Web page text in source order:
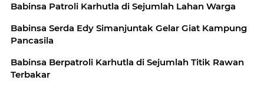
Babinsa Patroli Karhutla di Sejumlah Lahan Warga
Babinsa Serda Edy Simanjuntak Gelar Giat Kampung
Pancasila
Babinsa Berpatroli Karhutla di Sejumlah Titik Rawan
Terbakar